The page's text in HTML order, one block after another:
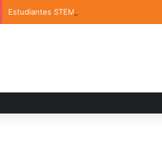
Estudiantes STEM de la UDLAP destacan